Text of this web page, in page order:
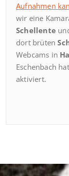
Aufnahmen
wir eine
Schellente
dort brüten
Webcams in
Eschenbach
aktiviert.